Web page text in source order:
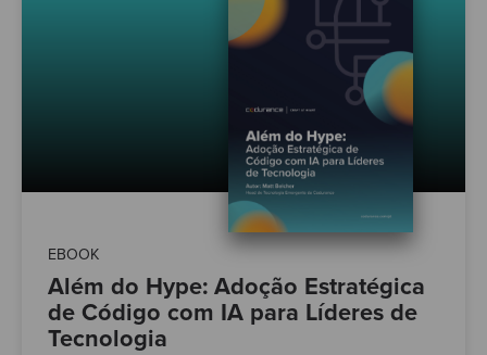
EBOOK
Além do Hype: Adoção Estratégica
de Código com IA para Líderes de
Tecnologia